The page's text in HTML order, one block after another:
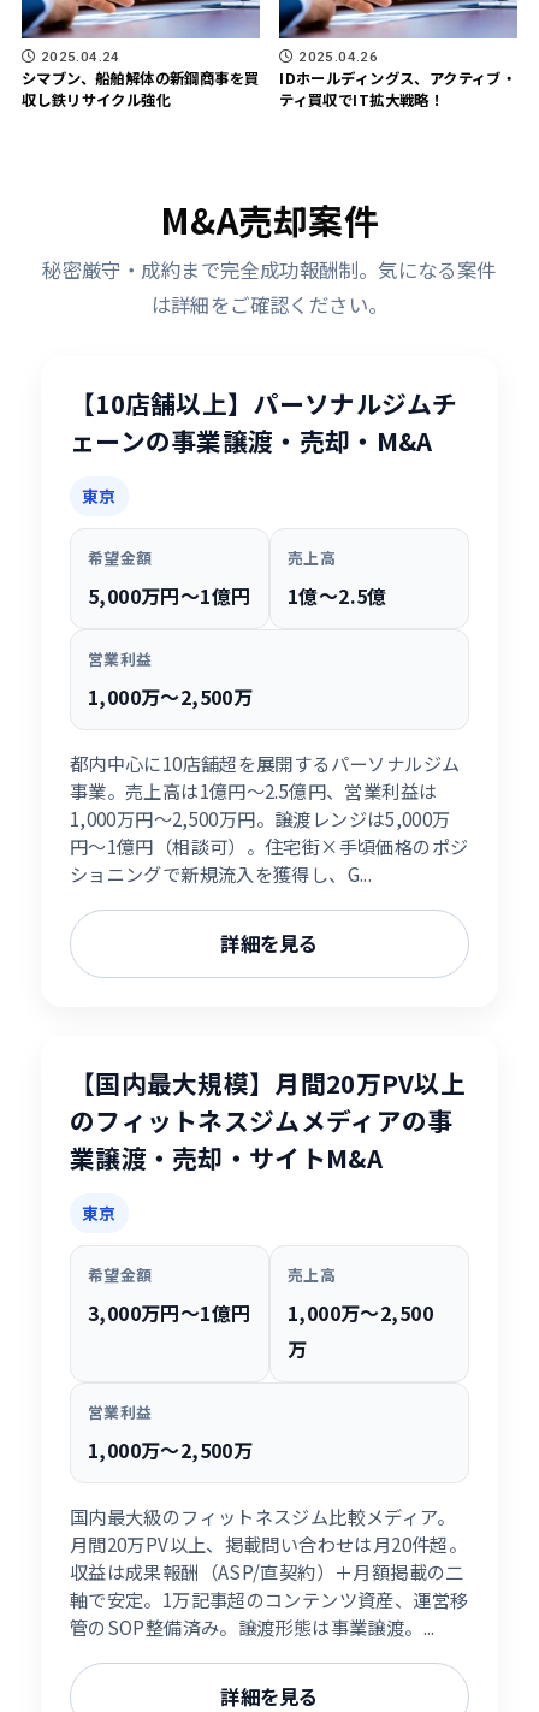
2025.04.24
シマブン、船舶解体の新鋼商事を買
収し鉄リサイクル強化
2025.04.26
IDホールディングス、アクティブ・
ティ買収でIT拡大戦略！
M&A売却案件
秘密厳守・成約まで完全成功報酬制。気になる案件
は詳細をご確認ください。
【10店舗以上】パーソナルジムチ
ェーンの事業譲渡・売却・M&A
東京
希望金額
5,000万円〜1億円
売上高
1億〜2.5億
営業利益
1,000万〜2,500万
都内中心に10店舗超を展開するパーソナルジム
事業。売上高は1億円〜2.5億円、営業利益は
1,000万円〜2,500万円。譲渡レンジは5,000万
円〜1億円（相談可）。住宅街×手頃価格のポジ
ショニングで新規流入を獲得し、G...
詳細を見る
【国内最大規模】月間20万PV以上
のフィットネスジムメディアの事
業譲渡・売却・サイトM&A
東京
希望金額
3,000万円〜1億円
売上高
1,000万〜2,500
万
営業利益
1,000万〜2,500万
国内最大級のフィットネスジム比較メディア。
月間20万PV以上、掲載問い合わせは月20件超。
収益は成果報酬（ASP/直契約）＋月額掲載の二
軸で安定。1万記事超のコンテンツ資産、運営移
管のSOP整備済み。譲渡形態は事業譲渡。...
詳細を見る